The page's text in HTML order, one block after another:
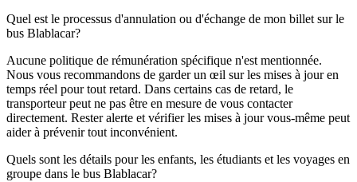
Quel est le processus d'annulation ou d'échange de mon billet sur le
bus Blablacar?
Aucune politique de rémunération spécifique n'est mentionnée.
Nous vous recommandons de garder un œil sur les mises à jour en
temps réel pour tout retard. Dans certains cas de retard, le
transporteur peut ne pas être en mesure de vous contacter
directement. Rester alerte et vérifier les mises à jour vous-même peut
aider à prévenir tout inconvénient.
Quels sont les détails pour les enfants, les étudiants et les voyages en
groupe dans le bus Blablacar?